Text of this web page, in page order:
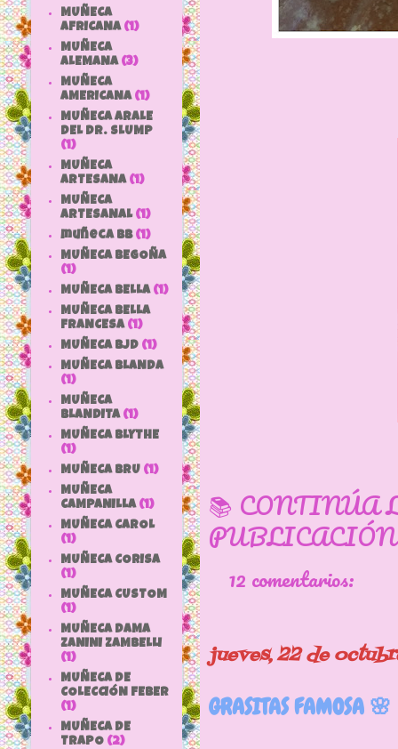
📚 CONTINÚA
12 comentarios:
jueves, 22 de
GRASITAS FAMOSA 🌸
MUÑECA
AFRICANA (1)
MUÑECA
ALEMANA (3)
MUÑECA
AMERICANA (1)
MUÑECA ARALE
DEL DR. SLUMP
(1)
MUÑECA
ARTESANA (1)
MUÑECA
ARTESANAL (1)
muñeca bb (1)
MUÑECA BEGOÑA
(1)
MUÑECA BELLA (1)
MUÑECA BELLA
FRANCESA (1)
MUÑECA BJD (1)
MUÑECA BLANDA
(1)
MUÑECA
BLANDITA (1)
MUÑECA BLYTHE
(1)
MUÑECA BRU (1)
MUÑECA
CAMPANILLA (1)
MUÑECA CAROL
(1)
MUÑECA CORISA
(1)
MUÑECA CUSTOM
(1)
MUÑECA DAMA
ZANINI ZAMBELLI
(1)
MUÑECA DE
COLECCIÓN FEBER
(1)
MUÑECA DE
TRAPO (2)